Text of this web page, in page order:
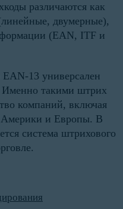
различаются как
двумерные),
(EAN, ITF и
13 универсален
Именно такими штрих
компаний, включая
Америки и Европы. В
система штрихового